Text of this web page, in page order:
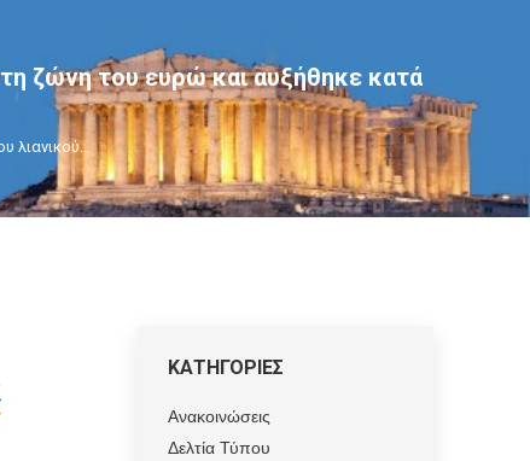
ζώνη του ευρώ και αυξήθηκε κατά
λιανικού…
ΚΑΤΗΓΟΡΙΕΣ
Ανακοινώσεις
Δελτία Τύπου